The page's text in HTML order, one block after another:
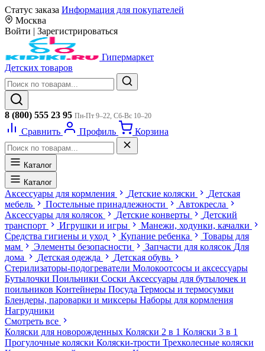
Статус заказа Информация для покупателей
Москва
Войти | Зарегистрироваться
Гипермаркет
Детских товаров
8 (800) 555 23 95 Пн-Пт 9–22, Сб-Вс 10–20
Сравнить Профиль Корзина
Каталог
Каталог
Аксессуары для кормления Детские коляски
Детская
мебель
Постельные принадлежности
Автокресла
Аксессуары для колясок
Детские конверты
Детский
транспорт
Игрушки и игры
Манежи, ходунки, качалки
Средства гигиены и уход
Купание ребенка
Товары для
мам
Элементы безопасности Запчасти для колясок Для
дома
Детская одежда
Детская обувь
Стерилизаторы-подогреватели Молокоотсосы и аксессуары
Бутылочки Поильники Соски Аксессуары для бутылочек и
поильников Контейнеры Посуда Термосы и термосумки
Блендеры, пароварки и миксеры Наборы для кормления
Нагрудники
Смотреть все
Коляски для новорожденных Коляски 2 в 1 Коляски 3 в 1
Прогулочные коляски Коляски-трости Трехколесные коляски